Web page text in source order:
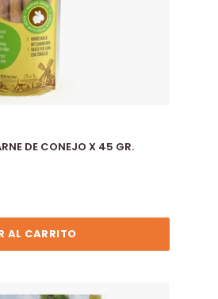
DE CONEJO X 45 GR.
AL CARRITO